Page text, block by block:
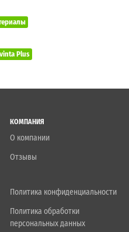
Plus
КОМПАНИЯ
О компании
Отзывы
Политика конфиденциальности
Политика обработки
персональных данных